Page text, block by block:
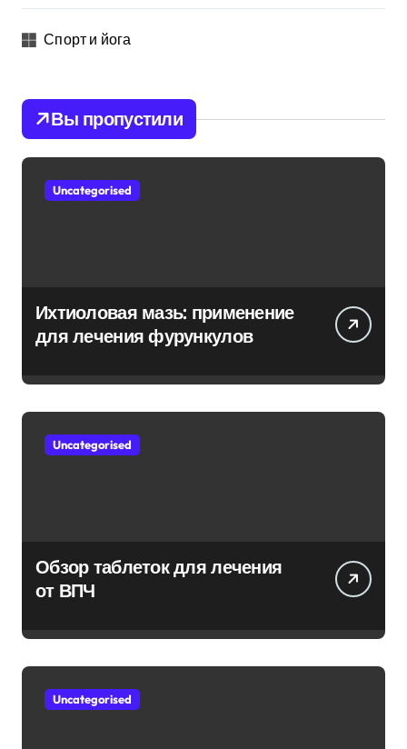
Спорт и йога
Вы пропустили
Uncategorised
Ихтиоловая мазь: применение
для лечения фурункулов
Uncategorised
Обзор таблеток для лечения
от ВПЧ
Uncategorised